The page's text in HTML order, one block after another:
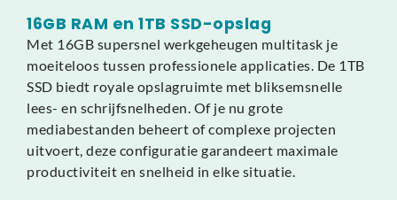
16GB RAM en 1TB SSD-opslag
Met 16GB supersnel werkgeheugen multitask je
moeiteloos tussen professionele applicaties. De 1TB
SSD biedt royale opslagruimte met bliksemsnelle
lees- en schrijfsnelheden. Of je nu grote
mediabestanden beheert of complexe projecten
uitvoert, deze configuratie garandeert maximale
productiviteit en snelheid in elke situatie.